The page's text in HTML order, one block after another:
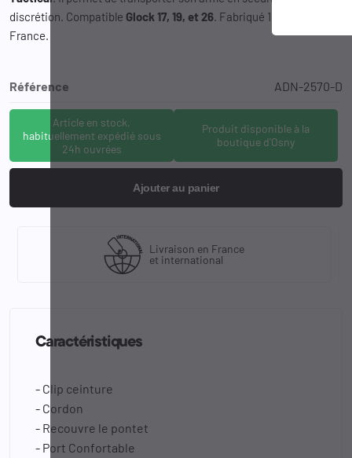
discrétion. Compatible Glock 17, 19, et 26. Fabriqué 100% en
France.
Référence ADN-2570-D
Article en stock,
habituellement expédié sous
24h ouvrées
Produit disponible à la
boutique d'Osny
Ajouter au panier
Livraison en France
et international
Caractéristiques
- Clip ceinture
- Cordon
- Recouvre le pontet
- Port Confortable